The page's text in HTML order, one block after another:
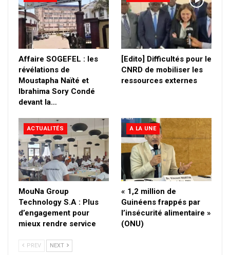
Affaire SOGEFEL : les
révélations de
Moustapha Naïté et
Ibrahima Sory Condé
devant la…
[Edito] Difficultés pour le
CNRD de mobiliser les
ressources externes
ACTUALITÉS
MouNa Group
Technology S.A : Plus
d’engagement pour
mieux rendre service
A LA UNE
« 1,2 million de
Guinéens frappés par
l’insécurité alimentaire »
(ONU)
PREV NEXT